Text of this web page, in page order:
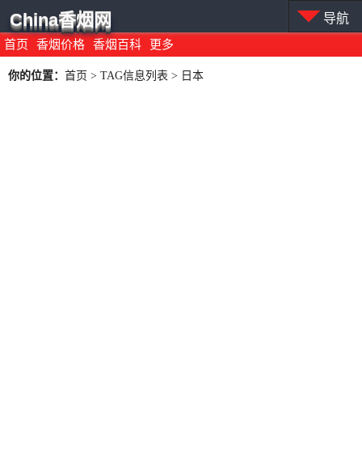
首页 香烟价格 香烟百科 更多
China香烟网 导航
你的位置： 首页 > TAG信息列表 > 日本